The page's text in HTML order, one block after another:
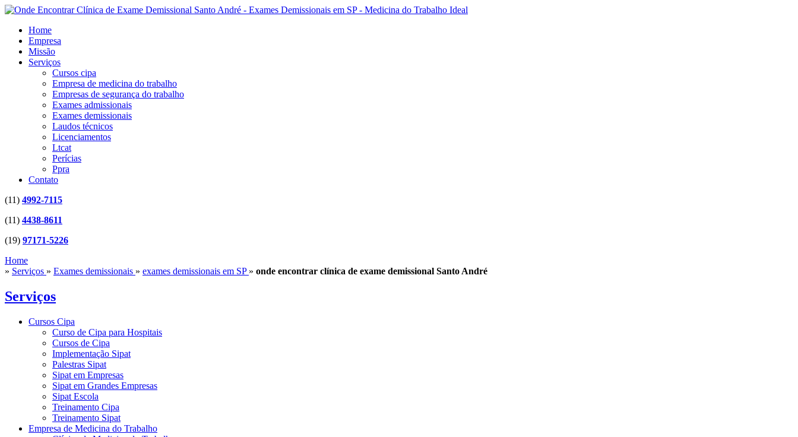
Home
Empresa
Missão
Serviços
Cursos cipa
Empresa de medicina do trabalho
Empresas de segurança do trabalho
Exames admissionais
Exames demissionais
Laudos técnicos
Licenciamentos
Ltcat
Perícias
Ppra
Contato
(11) 4992-7115
(11) 4438-8611
(19) 97171-5226
Home
» Serviços » Exames demissionais » exames demissionais em SP » onde encontrar clínica de exame demissional Santo André
Serviços
Cursos Cipa
Curso de Cipa para Hospitais
Cursos de Cipa
Implementação Sipat
Palestras Sipat
Sipat em Empresas
Sipat em Grandes Empresas
Sipat Escola
Treinamento Cipa
Treinamento Sipat
Empresa de Medicina do Trabalho